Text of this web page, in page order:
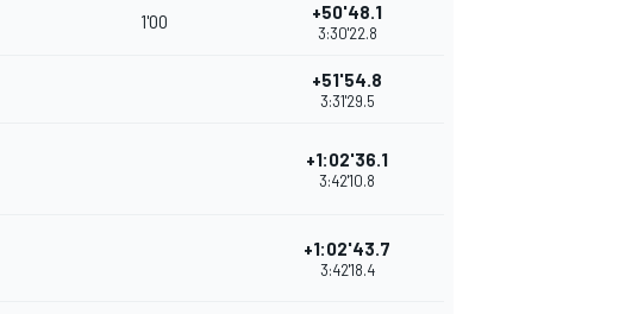
1'00 +50'48.1
3:30'22.8
+51'54.8
3:31'29.5
+1:02'36.1
3:42'10.8
+1:02'43.7
3:42'18.4